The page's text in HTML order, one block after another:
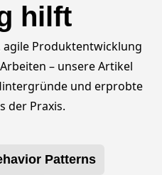
hilft
agile Produktentwicklung
– unsere Artikel
und erprobte
der Praxis.
Patterns